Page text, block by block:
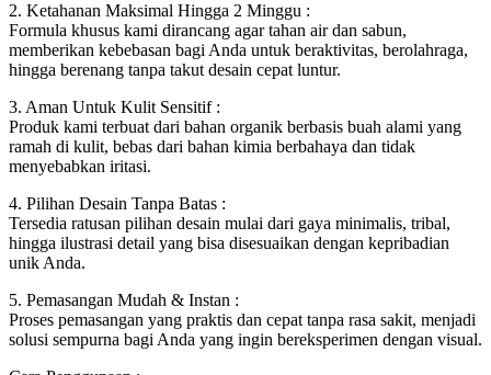
2. Ketahanan Maksimal Hingga 2 Minggu :
Formula khusus kami dirancang agar tahan air dan sabun,
memberikan kebebasan bagi Anda untuk beraktivitas, berolahraga,
hingga berenang tanpa takut desain cepat luntur.
3. Aman Untuk Kulit Sensitif :
Produk kami terbuat dari bahan organik berbasis buah alami yang
ramah di kulit, bebas dari bahan kimia berbahaya dan tidak
menyebabkan iritasi.
4. Pilihan Desain Tanpa Batas :
Tersedia ratusan pilihan desain mulai dari gaya minimalis, tribal,
hingga ilustrasi detail yang bisa disesuaikan dengan kepribadian
unik Anda.
5. Pemasangan Mudah & Instan :
Proses pemasangan yang praktis dan cepat tanpa rasa sakit, menjadi
solusi sempurna bagi Anda yang ingin bereksperimen dengan visual.